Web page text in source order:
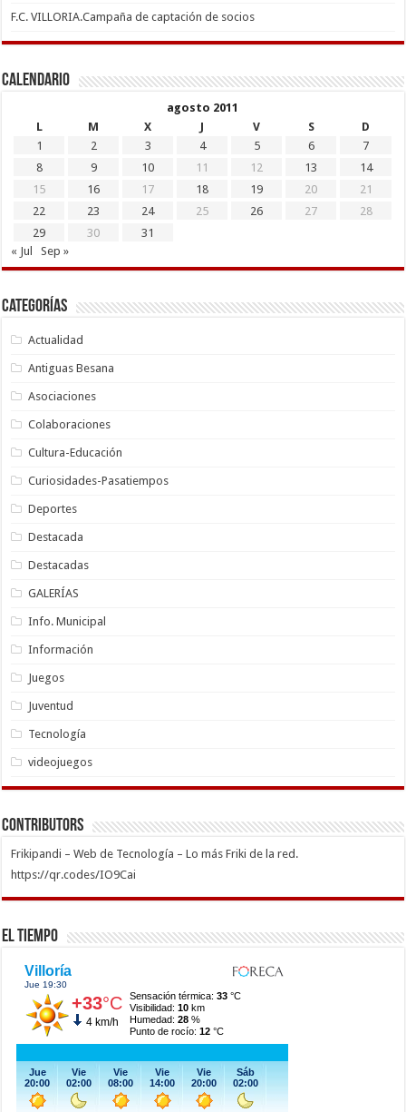
F.C. VILLORIA.Campaña de captación de socios
Calendario
agosto 2011
L
M X J V S
D
1
2 3 4 5 6
7
8
9 10 11 12 13
14
15
16 17 18 19 20
21
22
23 24 25 26 27
28
29
30
31
« Jul
Sep »
Categorías
Actualidad
Antiguas Besana
Asociaciones
Colaboraciones
Cultura-Educación
Curiosidades-Pasatiempos
Deportes
Destacada
Destacadas
GALERÍAS
Info. Municipal
Información
Juegos
Juventud
Tecnología
videojuegos
Contributors
Frikipandi – Web de Tecnología – Lo más Friki de la red.
https://qr.codes/IO9Cai
El Tiempo